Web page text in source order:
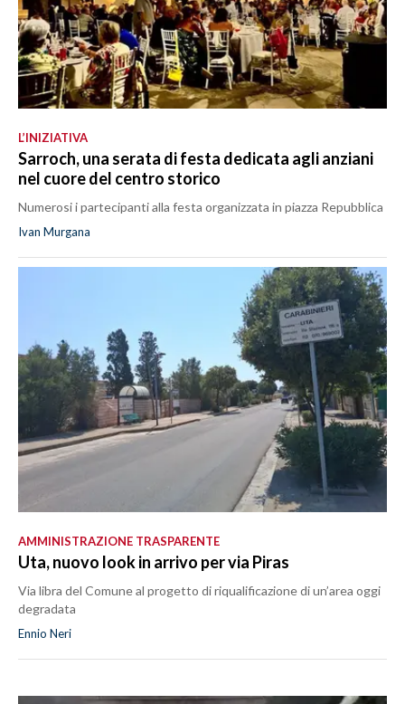
L’INIZIATIVA
Sarroch, una serata di festa dedicata agli anziani
nel cuore del centro storico
Numerosi i partecipanti alla festa organizzata in piazza Repubblica
Ivan Murgana
AMMINISTRAZIONE TRASPARENTE
Uta, nuovo look in arrivo per via Piras
Via libra del Comune al progetto di riqualificazione di un’area oggi
degradata
Ennio Neri